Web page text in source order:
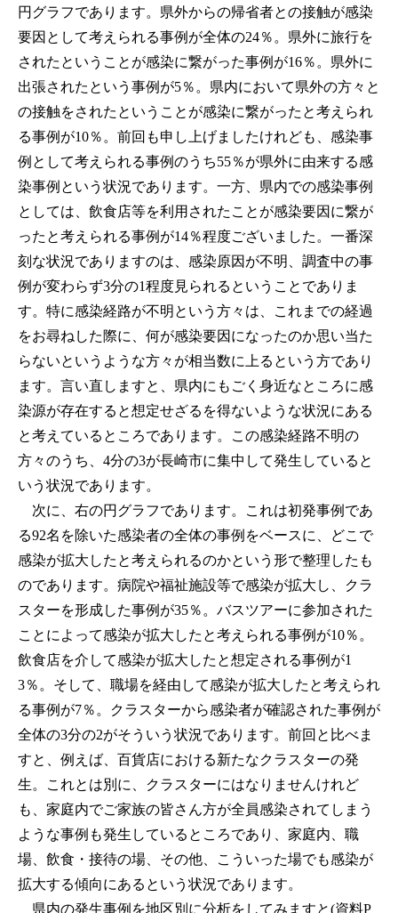
円グラフであります。県外からの帰省者との接触が感染
要因として考えられる事例が全体の24％。県外に旅行を
されたということが感染に繋がった事例が16％。県外に
出張されたという事例が5％。県内において県外の方々と
の接触をされたということが感染に繋がったと考えられ
る事例が10％。前回も申し上げましたけれども、感染事
例として考えられる事例のうち55％が県外に由来する感
染事例という状況であります。一方、県内での感染事例
としては、飲食店等を利用されたことが感染要因に繋が
ったと考えられる事例が14％程度ございました。一番深
刻な状況でありますのは、感染原因が不明、調査中の事
例が変わらず3分の1程度見られるということでありま
す。特に感染経路が不明という方々は、これまでの経過
をお尋ねした際に、何が感染要因になったのか思い当た
らないというような方々が相当数に上るという方であり
ます。言い直しますと、県内にもごく身近なところに感
染源が存在すると想定せざるを得ないような状況にある
と考えているところであります。この感染経路不明の
方々のうち、4分の3が長崎市に集中して発生していると
いう状況であります。
次に、右の円グラフであります。これは初発事例であ
る92名を除いた感染者の全体の事例をベースに、どこで
感染が拡大したと考えられるのかという形で整理したも
のであります。病院や福祉施設等で感染が拡大し、クラ
スターを形成した事例が35％。バスツアーに参加された
ことによって感染が拡大したと考えられる事例が10％。
飲食店を介して感染が拡大したと想定される事例が1
3％。そして、職場を経由して感染が拡大したと考えられ
る事例が7％。クラスターから感染者が確認された事例が
全体の3分の2がそういう状況であります。前回と比べま
すと、例えば、百貨店における新たなクラスターの発
生。これとは別に、クラスターにはなりませんけれど
も、家庭内でご家族の皆さん方が全員感染されてしまう
ような事例も発生しているところであり、家庭内、職
場、飲食・接待の場、その他、こういった場でも感染が
拡大する傾向にあるという状況であります。
県内の発生事例を地区別に分析をしてみますと(資料P